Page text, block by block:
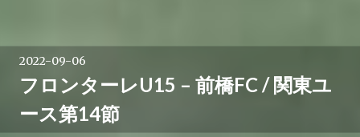
2022-09-06
フロンターレU15 – 前橋FC / 関東ユ
ース第14節